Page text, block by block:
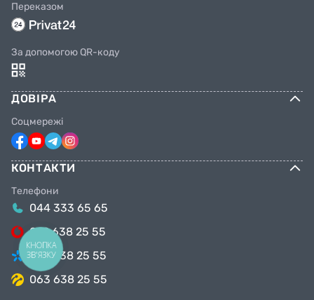
Переказом
За допомогою QR-коду
ДОВІРА
Соцмережі
КОНТАКТИ
Телефони
044 333 65 65
099 638 25 55
098 638 25 55
063 638 25 55
КНОПКА
ЗВ'ЯЗКУ